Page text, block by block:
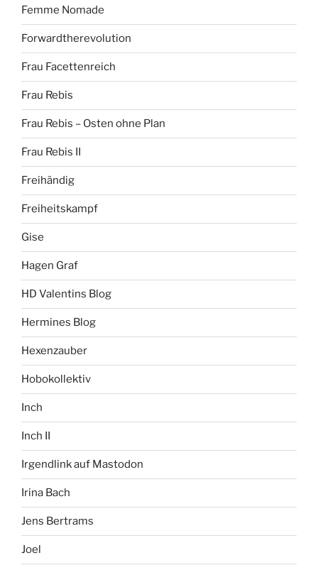
Femme Nomade
Forwardtherevolution
Frau Facettenreich
Frau Rebis
Frau Rebis – Osten ohne Plan
Frau Rebis II
Freihändig
Freiheitskampf
Gise
Hagen Graf
HD Valentins Blog
Hermines Blog
Hexenzauber
Hobokollektiv
Inch
Inch II
Irgendlink auf Mastodon
Irina Bach
Jens Bertrams
Joel